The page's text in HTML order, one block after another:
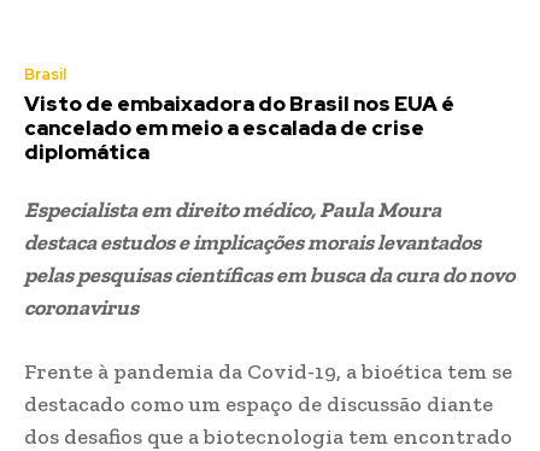
Brasil
Visto de embaixadora do Brasil nos EUA é
cancelado em meio a escalada de crise
diplomática
Especialista em direito médico, Paula Moura
destaca estudos e implicações morais levantados
pelas pesquisas científicas em busca da cura do novo
coronavirus
Frente à pandemia da Covid-19, a bioética tem se
destacado como um espaço de discussão diante
dos desafios que a biotecnologia tem encontrado